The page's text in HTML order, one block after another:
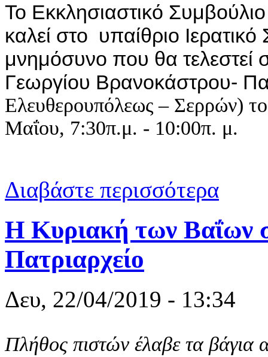
Το Εκκλησιαστικό
καλεί στο υπαίθριο Ιερατικό
μνημόσυνο που θα τελεστεί
Γεωργίου Βρανοκάστρου-
Ελευθερουπόλεως – Σερρών)
Μαΐου, 7:30π.μ. - 10:00π. μ.
Διαβάστε περισσότερα
Η Κυριακή των Βαΐων
Πατριαρχείο
Δευ, 22/04/2019 - 13:34
Πλήθος πιστών έλαβε τα βάγια